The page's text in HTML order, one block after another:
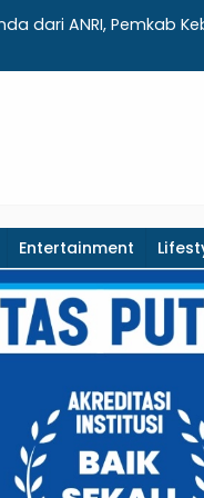
Lengkap Agenda
Entertainment